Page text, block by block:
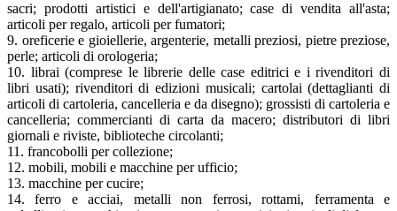
sacri; prodotti artistici e dell'artigianato; case di vendita all'asta;
articoli per regalo, articoli per fumatori;
9. oreficerie e gioiellerie, argenterie, metalli preziosi, pietre preziose,
perle; articoli di orologeria;
10. librai (comprese le librerie delle case editrici e i rivenditori di
libri usati); rivenditori di edizioni musicali; cartolai (dettaglianti di
articoli di cartoleria, cancelleria e da disegno); grossisti di cartoleria e
cancelleria; commercianti di carta da macero; distributori di libri
giornali e riviste, biblioteche circolanti;
11. francobolli per collezione;
12. mobili, mobili e macchine per ufficio;
13. macchine per cucire;
14. ferro e acciai, metalli non ferrosi, rottami, ferramenta e